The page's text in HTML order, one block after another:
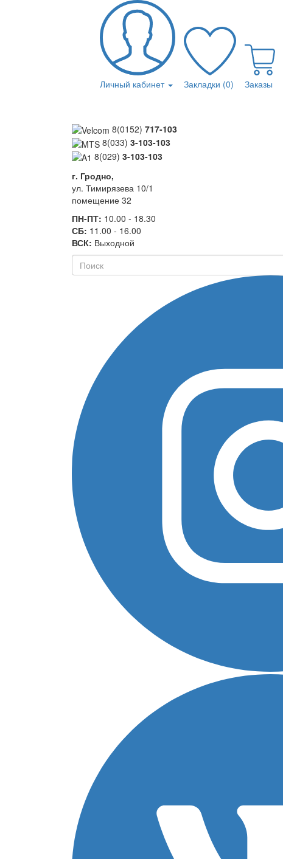
Личный кабинет Закладки (0) Заказы
8(0152) 717-103
8(033) 3-103-103
8(029) 3-103-103
г. Гродно,
ул. Тимирязева 10/1
помещение 32
ПН-ПТ: 10.00 - 18.30
СБ: 11.00 - 16.00
ВСК: Выходной